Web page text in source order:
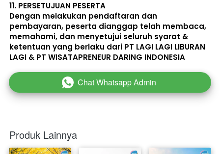
11. PERSETUJUAN PESERTA
Dengan melakukan pendaftaran dan
pembayaran, peserta dianggap telah membaca,
memahami, dan menyetujui seluruh syarat &
ketentuan yang berlaku dari PT LAGI LAGI LIBURAN
LAGI & PT WISATAPRENEUR DARING INDONESIA
` Chat Whatsapp Admin
Produk Lainnya